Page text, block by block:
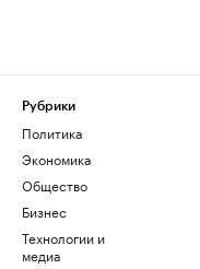
Рубрики
Политика
Экономика
Общество
Бизнес
Технологии и
медиа